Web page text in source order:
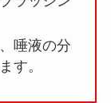
唾液の分
す。